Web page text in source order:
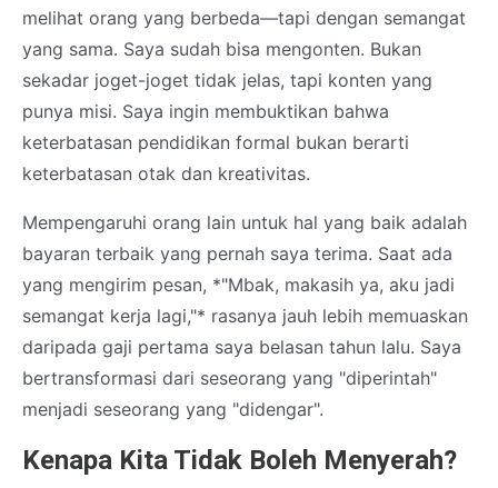
melihat orang yang berbeda—tapi dengan semangat
yang sama. Saya sudah bisa mengonten. Bukan
sekadar joget-joget tidak jelas, tapi konten yang
punya misi. Saya ingin membuktikan bahwa
keterbatasan pendidikan formal bukan berarti
keterbatasan otak dan kreativitas.
Mempengaruhi orang lain untuk hal yang baik adalah
bayaran terbaik yang pernah saya terima. Saat ada
yang mengirim pesan, *"Mbak, makasih ya, aku jadi
semangat kerja lagi,"* rasanya jauh lebih memuaskan
daripada gaji pertama saya belasan tahun lalu. Saya
bertransformasi dari seseorang yang "diperintah"
menjadi seseorang yang "didengar".
Kenapa Kita Tidak Boleh Menyerah?